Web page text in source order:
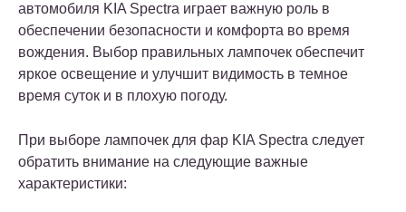
автомобиля KIA Spectra играет важную роль в
обеспечении безопасности и комфорта во время
вождения. Выбор правильных лампочек обеспечит
яркое освещение и улучшит видимость в темное
время суток и в плохую погоду.
При выборе лампочек для фар KIA Spectra следует
обратить внимание на следующие важные
характеристики: